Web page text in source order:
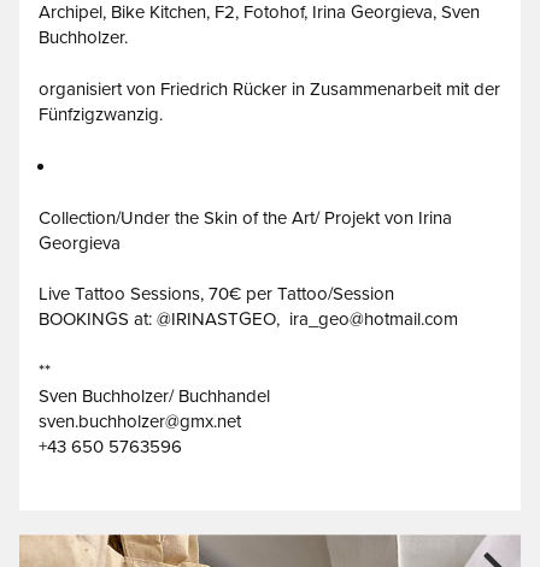
Archipel, Bike Kitchen, F2, Fotohof, Irina Georgieva, Sven
Buchholzer.
organisiert von Friedrich Rücker in Zusammenarbeit mit der
Fünfzigzwanzig.
Collection/Under the Skin of the Art/ Projekt von Irina
Georgieva
Live Tattoo Sessions, 70€ per Tattoo/Session
BOOKINGS at: @IRINASTGEO, ira_geo@hotmail.com
**
Sven Buchholzer/ Buchhandel
sven.buchholzer@gmx.net
+43 650 5763596